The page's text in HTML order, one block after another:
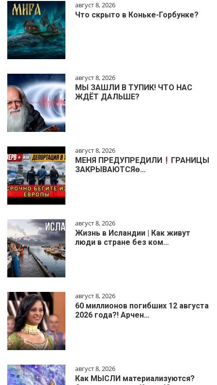
август 8, 2026
Что скрыто в Коньке-Горбунке?
август 8, 2026
МЫ ЗАШЛИ В ТУПИК! ЧТО НАС
ЖДЁТ ДАЛЬШЕ?
август 8, 2026
МЕНЯ ПРЕДУПРЕДИЛИ
ГРАНИЦЫ
ЗАКРЫВАЮТСЯɵ…
август 8, 2026
Жизнь в Исландии | Как живут
люди в стране без ком…
август 8, 2026
60 миллионов погибших 12 августа
2026 года?! Арчен…
август 8, 2026
Как МЫСЛИ материализуются?